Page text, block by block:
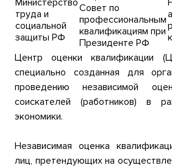
Министерство
труда и
социальной
защиты РФ
Совет по
профессиональным
квалификациям при
Президенте РФ
Центр оценки квалификации
специально созданная для
проведению независимой
соискателей (работников) в
экономики.
Независимая оценка
лиц, претендующих на